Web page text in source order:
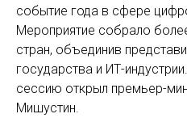
событие года в сфере
Мероприятие собрало
стран, объединив
государства и ИТ-
сессию открыл премьер-
Мишустин.